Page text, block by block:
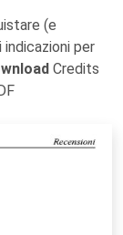
(e
per
Credits